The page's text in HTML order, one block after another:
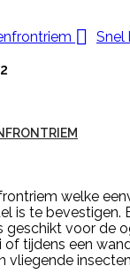

Snel
welke
is te bevestigen.
geschikt voor de
of tijdens een
vliegende